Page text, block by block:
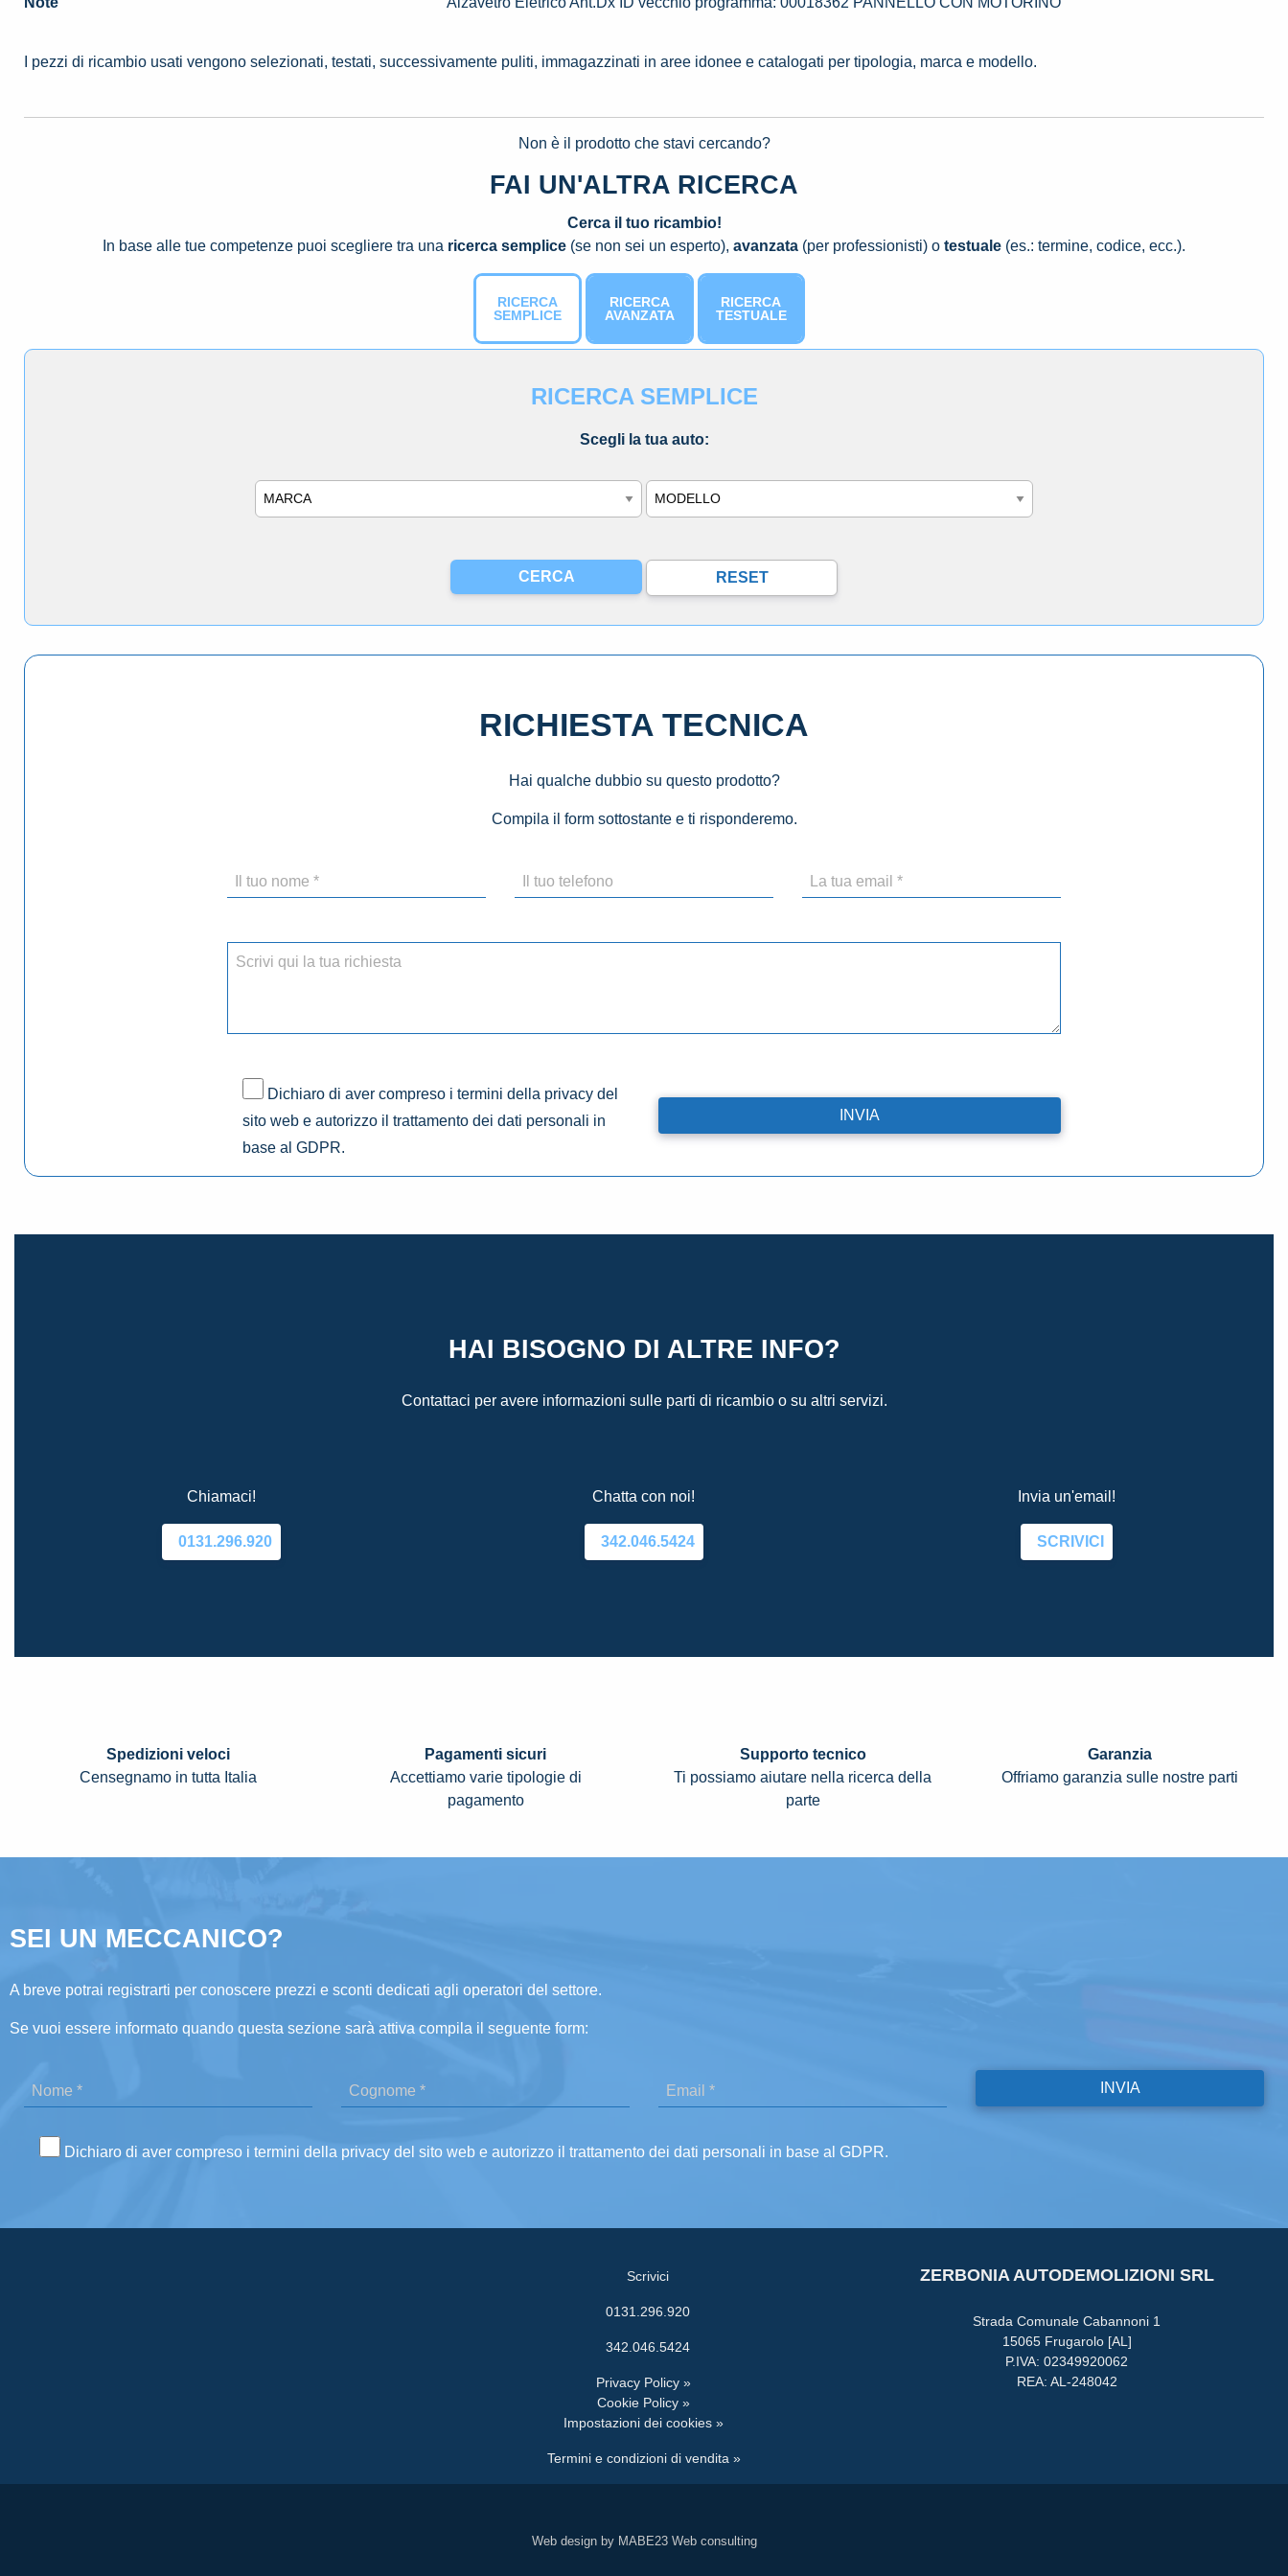
I pezzi di ricambio usati vengono selezionati, testati, successivamente puliti, immagazzinati in aree idonee e catalogati per tipologia, marca e modello.
Non è il prodotto che stavi cercando?
FAI UN'ALTRA RICERCA
Cerca il tuo ricambio!
In base alle tue competenze puoi scegliere tra una ricerca semplice (se non sei un esperto), avanzata (per professionisti) o testuale (es.: termine, codice, ecc.).
RICERCA
SEMPLICE
RICERCA
AVANZATA
RICERCA
TESTUALE
RICERCA SEMPLICE
Scegli la tua auto:
Marca Modello
RICHIESTA TECNICA
Hai qualche dubbio su questo prodotto?
Compila il form sottostante e ti risponderemo.
Dichiaro di aver compreso i termini della privacy del
sito web e autorizzo il trattamento dei dati personali in
base al GDPR.
HAI BISOGNO DI ALTRE INFO?
Contattaci per avere informazioni sulle parti di ricambio o su altri servizi.
Chiamaci!
0131.296.920
Chatta con noi!
342.046.5424
Invia un'email!
SCRIVICI
Spedizioni veloci
Censegnamo in tutta Italia
Pagamenti sicuri
Accettiamo varie tipologie di
pagamento
Supporto tecnico
Ti possiamo aiutare nella ricerca della
parte
Garanzia
Offriamo garanzia sulle nostre parti
SEI UN MECCANICO?
A breve potrai registrarti per conoscere prezzi e sconti dedicati agli operatori del settore.
Se vuoi essere informato quando questa sezione sarà attiva compila il seguente form:
Dichiaro di aver compreso i termini della privacy del sito web e autorizzo il trattamento dei dati personali in base al GDPR.
Scrivici
0131.296.920
342.046.5424
Privacy Policy »
Cookie Policy »
Impostazioni dei cookies »
Termini e condizioni di vendita »
ZERBONIA AUTODEMOLIZIONI SRL
Strada Comunale Cabannoni 1
15065 Frugarolo [AL]
P.IVA: 02349920062
REA: AL-248042
Web design by MABE23 Web consulting